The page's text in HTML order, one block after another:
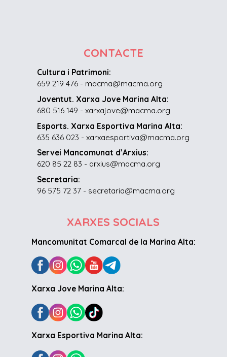
CONTACTE
Cultura i Patrimoni:
659 219 476 - macma@macma.org
Joventut. Xarxa Jove Marina Alta:
680 516 149 - xarxajove@macma.org
Esports. Xarxa Esportiva Marina Alta:
635 636 023 - xarxaesportiva@macma.org
Servei Mancomunat d’Arxius:
620 85 22 83 - arxius@macma.org
Secretaria:
96 575 72 37 - secretaria@macma.org
XARXES SOCIALS
Mancomunitat Comarcal de la Marina Alta:
Xarxa Jove Marina Alta:
Xarxa Esportiva Marina Alta: